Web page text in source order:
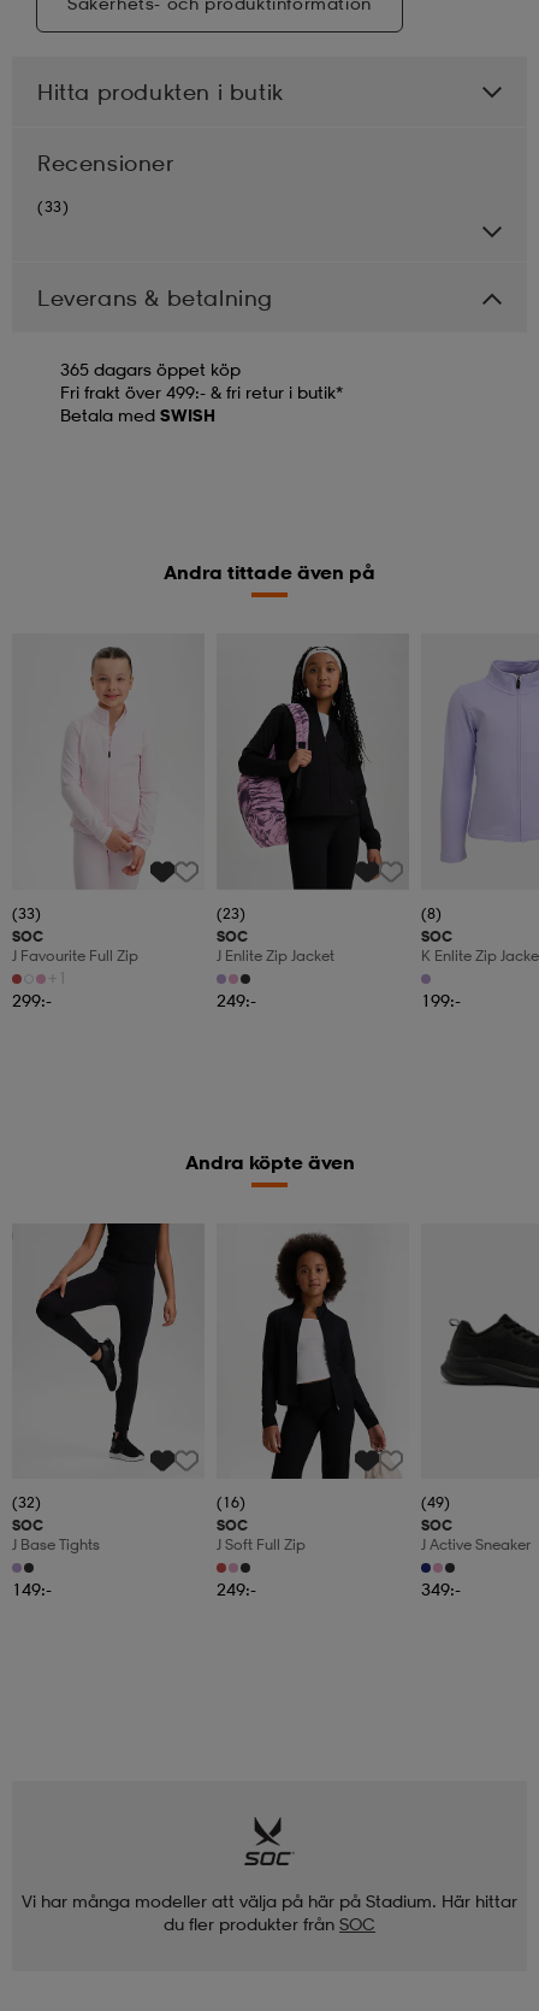
Hitta produkten i butik
Recensioner
(33)
Leverans & betalning
365 dagars öppet köp
Fri frakt över 499:- & fri retur i butik*
Betala med SWISH
Andra tittade även på
(33)
SOC
J Favourite Full Zip
+1
299:-
(23)
SOC
J Enlite Zip Jacket
249:-
(8)
SOC
K Enlite Zip
199:-
Andra köpte även
Kolla priset
(32)
SOC
J Base Tights
149:-
(16)
SOC
J Soft Full Zip
249:-
(49)
SOC
J Active Sneaker
349:-
Vi har många modeller att välja på här på Stadium. Här hittar
du fler produkter från SOC